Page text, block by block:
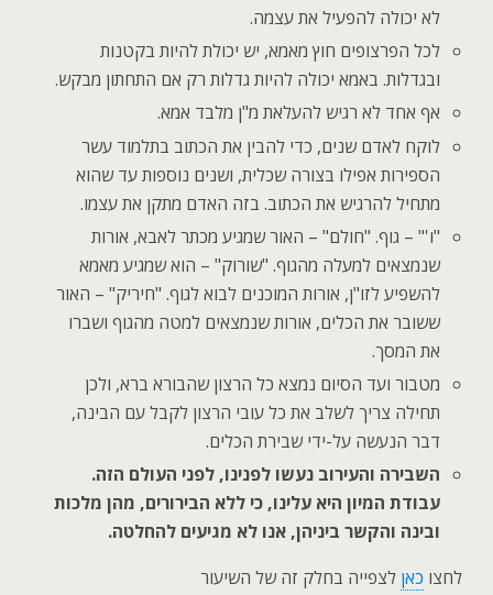
לא יכולה להפעיל את עצמה.
לכל הפרצופים חוץ מאמא, יש יכולת להיות בקטנות
ובגדלות. באמא יכולה להיות גדלות רק אם התחתון מבקש.
אף אחד לא רגיש להעלאת מ"ן מלבד אמא.
לוקח לאדם שנים, כדי להבין את הכתוב בתלמוד עשר
הספירות אפילו בצורה שכלית, ושנים נוספות עד שהוא
מתחיל להרגיש את הכתוב. בזה האדם מתקן את עצמו.
"ו'" – גוף. "חולם" – האור שמגיע מכתר לאבא, אורות
שנמצאים למעלה מהגוף. "שורוק" – הוא שמגיע מאמא
להשפיע לזו"ן, אורות המוכנים לבוא לגוף. "חיריק" – האור
ששובר את הכלים, אורות שנמצאים למטה מהגוף ושברו
את המסך.
מטבור ועד הסיום נמצא כל הרצון שהבורא ברא, ולכן
תחילה צריך לשלב את כל עובי הרצון לקבל עם הבינה,
דבר הנעשה על-ידי שבירת הכלים.
השבירה והעירוב נעשו לפנינו, לפני העולם הזה.
עבודת המיון היא עלינו, כי ללא הבירורים, מהן מלכות
ובינה והקשר ביניהן, אנו לא מגיעים להחלטה.
לחצו כאן לצפייה בחלק זה של השיעור